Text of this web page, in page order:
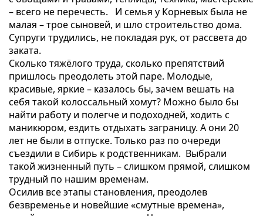
– всего не перечесть. И семья у Корневых была не
малая – трое сыновей, и шло строительство дома.
Супруги трудились, не покладая рук, от рассвета до
заката.
Сколько тяжёлого труда, сколько препятствий
пришлось преодолеть этой паре. Молодые,
красивые, яркие – казалось бы, зачем вешать на
себя такой колоссальный хомут? Можно было бы
найти работу и полегче и подоходней, ходить с
маникюром, ездить отдыхать заграницу. А они 20
лет не были в отпуске. Только раз по очереди
съездили в Сибирь к родственникам. Выбрали
такой жизненный путь – слишком прямой, слишком
трудный по нашим временам.
Осилив все этапы становления, преодолев
безвременье и новейшие «смутные времена»,